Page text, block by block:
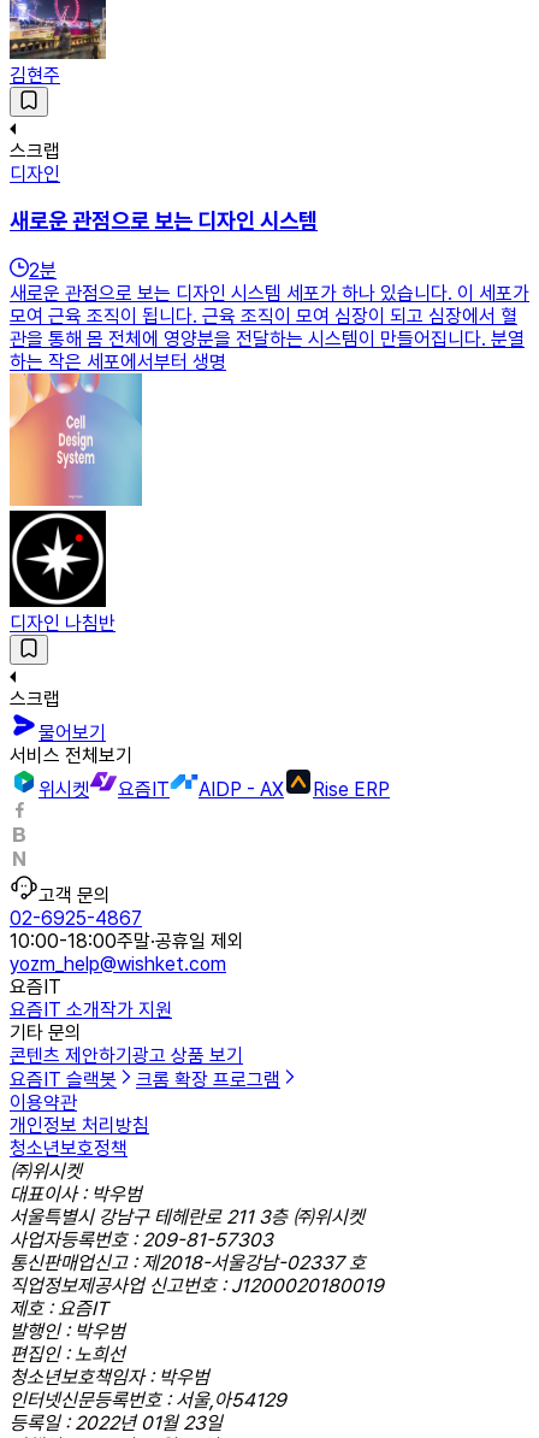
김현주
스크랩
디자인
새로운 관점으로 보는 디자인 시스템
2분
새로운 관점으로 보는 디자인 시스템 세포가 하나 있습니다. 이 세포가
모여 근육 조직이 됩니다. 근육 조직이 모여 심장이 되고 심장에서 혈
관을 통해 몸 전체에 영양분을 전달하는 시스템이 만들어집니다. 분열
하는 작은 세포에서부터 생명
디자인 나침반
스크랩
물어보기
서비스 전체보기
위시켓
요즘IT AIDP - AX Rise ERP
고객 문의
02-6925-4867
10:00-18:00주말·공휴일 제외
yozm_help@wishket.com
요즘IT
요즘IT 소개작가 지원
기타 문의
콘텐츠 제안하기 광고 상품 보기
요즘IT 슬랙봇
크롬 확장 프로그램
이용약관
개인정보 처리방침
청소년보호정책
㈜위시켓
대표이사 : 박우범
서울특별시 강남구 테헤란로 211 3층 ㈜위시켓
사업자등록번호 : 209-81-57303
통신판매업신고 : 제2018-서울강남-02337 호
직업정보제공사업 신고번호 : J1200020180019
제호 : 요즘IT
발행인 : 박우범
편집인 : 노희선
청소년보호책임자 : 박우범
인터넷신문등록번호 : 서울,아54129
등록일 : 2022년 01월 23일